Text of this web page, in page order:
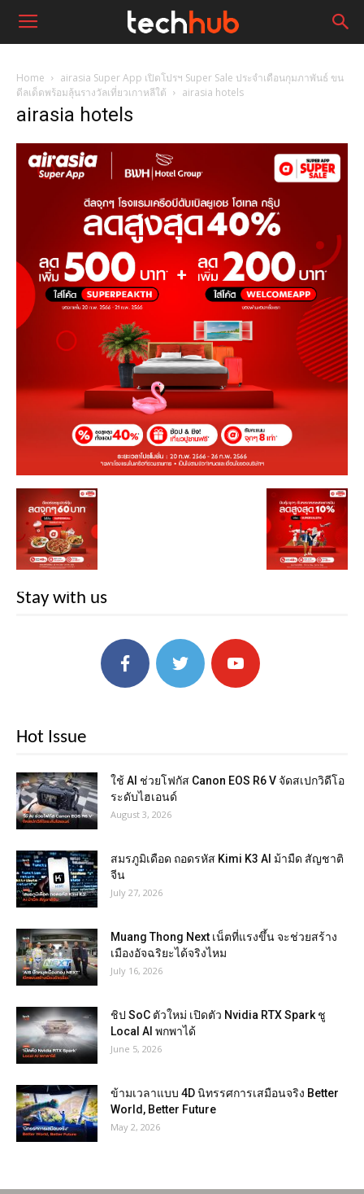
Home
airasia Super App เปิดโปรฯ Super Sale ประจำเดือนกุมภาพันธ์ ขน
ดีลเด็ดพร้อมลุ้นรางวัลเที่ยวเกาหลีใต้
airasia hotels
airasia hotels
Stay with us
Hot Issue
ใช้ AI ช่วยโฟกัส Canon EOS R6 V จัดสเปกวิดีโอ
ระดับไฮเอนด์
August 3, 2026
สมรภูมิเดือด ถอดรหัส Kimi K3 AI ม้ามืด สัญชาติ
จีน
July 27, 2026
Muang Thong Next เน็ตที่แรงขึ้น จะช่วยสร้าง
เมืองอัจฉริยะได้จริงไหม
July 16, 2026
ชิป SoC ตัวใหม่ เปิดตัว Nvidia RTX Spark ชู
Local AI พกพาได้
June 5, 2026
ข้ามเวลาแบบ 4D นิทรรศการเสมือนจริง Better
World, Better Future
May 2, 2026